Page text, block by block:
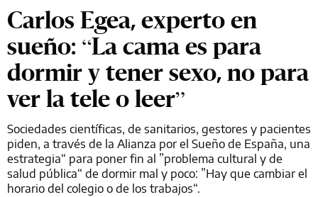
Carlos Egea, experto en
sueño: “La cama es para
dormir y tener sexo, no para
ver la tele o leer”
Sociedades científicas, de sanitarios, gestores y pacientes
piden, a través de la Alianza por el Sueño de España, una
estrategia“ para poner fin al ”problema cultural y de
salud pública“ de dormir mal y poco: ”Hay que cambiar el
horario del colegio o de los trabajos“.